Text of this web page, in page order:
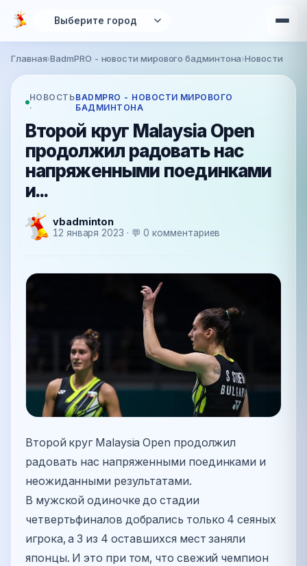
Перейти к основному содержанию
Вы здесь
Главная›BadmPRO - новости мирового бадминтона›Новости
НОВОСТЬ
·
BADMPRO - НОВОСТИ МИРОВОГО
БАДМИНТОНА
Второй круг Malaysia Open
продолжил радовать нас
напряженными поединками
и...
vbadminton
12 января 2023 · 💬 0 комментариев
Второй круг Malaysia Open продолжил
радовать нас напряженными поединками и
неожиданными результатами.
В мужской одиночке до стадии
четвертьфиналов добрались только 4 сеяных
игрока, а 3 из 4 оставшихся мест заняли
японцы. И это при том, что свежий чемпион